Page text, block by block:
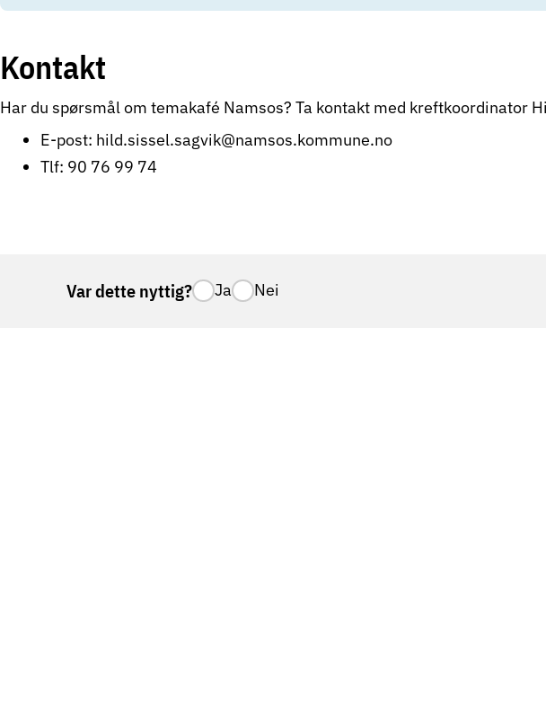
Kontakt
Har du spørsmål om temakafé Namsos? Ta kontakt med kreftkoordinator
E-post: hild.sissel.sagvik@namsos.kommune.no
Tlf: 90 76 99 74
Var dette nyttig? Ja Nei